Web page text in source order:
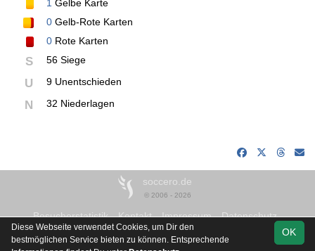
1 Gelbe Karte
0 Gelb-Rote Karten
0 Rote Karten
S 56 Siege
U 9 Unentschieden
N 32 Niederlagen
soccero.de
© 2006 - 2026
Besucherstatistik Kontakt Impressum
Datenschutz
OK
Diese Webseite verwendet Cookies, um Dir den
bestmöglichen Service bieten zu können. Entsprechende